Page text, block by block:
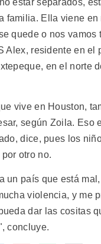
familia. Ella viene en
quede o nos vamos
Alex, residente en el
en el norte
vive en Houston,
según Zoila. Eso
dice, pues los
otro no.
un país que está
violencia, y me
dar las cositas
concluye.